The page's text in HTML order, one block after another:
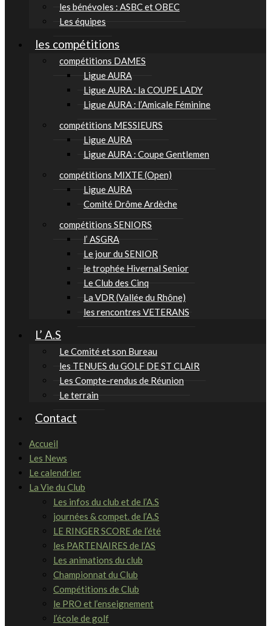
les bénévoles : ASBC et OBEC
Les équipes
les compétitions
compétitions DAMES
Ligue AURA
Ligue AURA : la COUPE LADY
Ligue AURA : l’Amicale Féminine
compétitions MESSIEURS
Ligue AURA
Ligue AURA : Coupe Gentlemen
compétitions MIXTE (Open)
Ligue AURA
Comité Drôme Ardèche
compétitions SENIORS
l’ ASGRA
Le jour du SENIOR
le trophée Hivernal Senior
Le Club des Cinq
La VDR (Vallée du Rhône)
les rencontres VETERANS
L’ A.S
Le Comité et son Bureau
les TENUES du GOLF DE ST CLAIR
Les Compte-rendus de Réunion
Le terrain
Contact
Accueil
Les News
Le calendrier
La Vie du Club
Les infos du club et de l’A.S
journées & compet. de l’A.S
LE RINGER SCORE de l’été
les PARTENAIRES de l’AS
Les animations du club
Championnat du Club
Compétitions de Club
le PRO et l’enseignement
l’école de golf